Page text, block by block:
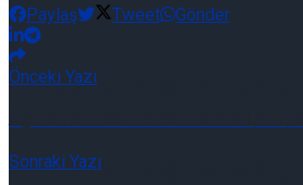
Günlük Açığa Satış
Günlük Açığa Satış
Paylaş
Tweet Gönder
Önceki Yazı
Sonraki Yazı